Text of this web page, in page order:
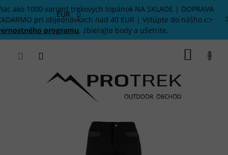
Prejsť
na
obsah
ako 1000 variant trekových topánok NA SKLADE | DOPRAVA
pri objednávkach nad 40 EUR | Vstúpte do nášho 👉
programu, zbierajte body a ušetrite.
EUR